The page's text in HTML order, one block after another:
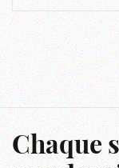
Chaque